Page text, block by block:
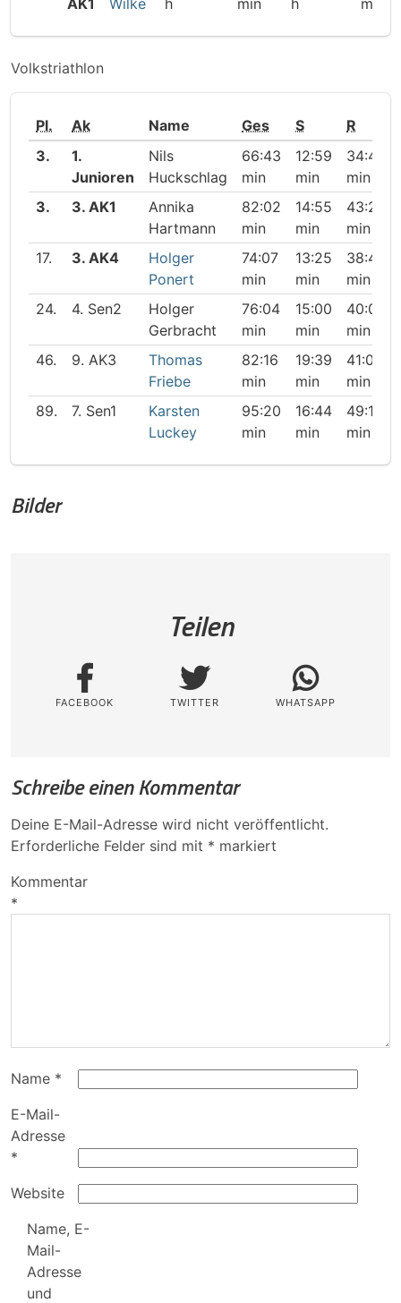
AK1 Wilke h min h min
Volkstriathlon
Pl. Ak Name Ges S R
3.
1.
Junioren
Nils
Huckschlag
66:43
min
12:59
min
34:48
min
3.
3. AK1
Annika
Hartmann
82:02
min
14:55
min
43:26
min
17.
3. AK4
Holger
Ponert
74:07
min
13:25
min
38:44
min
24.
4. Sen2
Holger
Gerbracht
76:04
min
15:00
min
40:07
min
46.
9. AK3
Thomas
Friebe
82:16
min
19:39
min
41:04
min
89.
7. Sen1
Karsten
Luckey
95:20
min
16:44
min
49:16
min
Bilder
Teilen
FACEBOOK TWITTER WHATSAPP
Schreibe einen Kommentar
Deine E-Mail-Adresse wird nicht veröffentlicht.
Erforderliche Felder sind mit * markiert
Kommentar
*
Name *
E-Mail-
Adresse
*
Website
Name, E-
Mail-
Adresse
und